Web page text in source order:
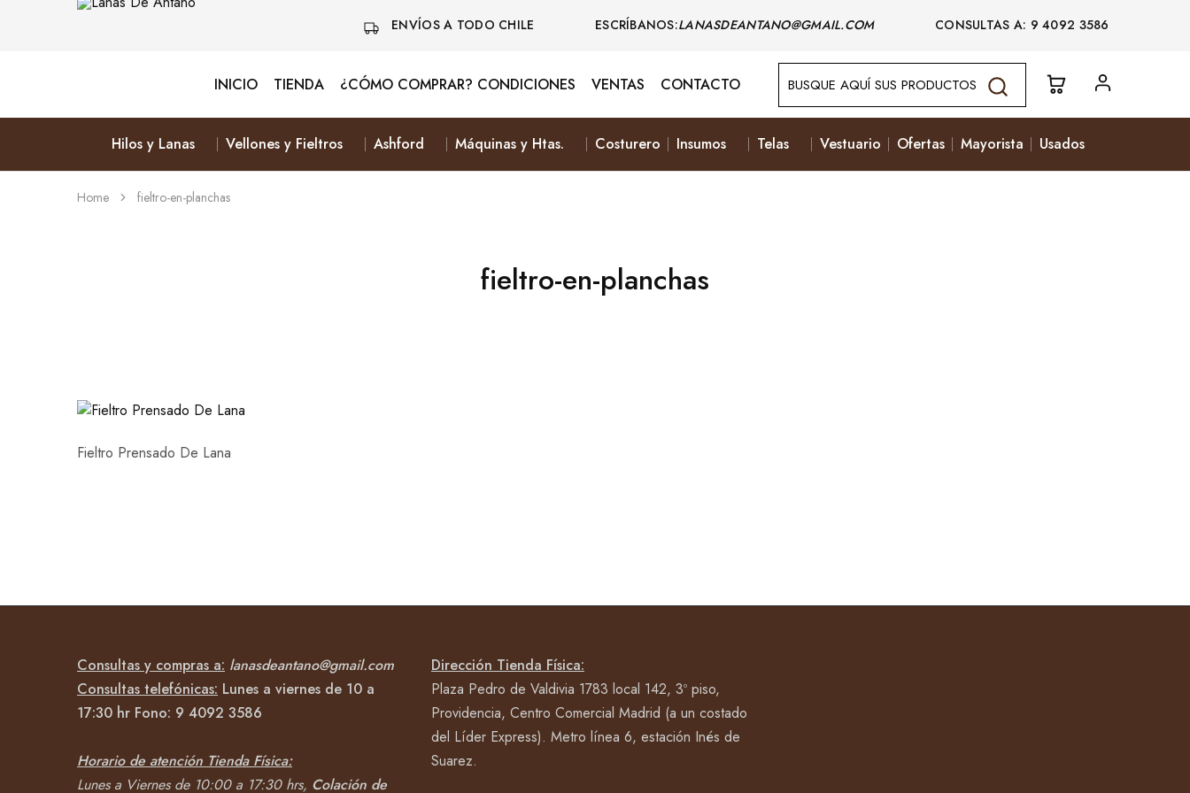
ENVÍOS A TODO CHILE ESCRÍBANOS:LANASDEANTANO@GMAIL.COM CONSULTAS A: 9 4092 3586
Antaño
&
INICIO TIENDA ¿CÓMO COMPRAR? CONDICIONES VENTAS CONTACTO
Hilos y Lanas Vellones y Fieltros Ashford Máquinas y Htas. Costurero Insumos Telas Vestuario Ofertas Mayorista Usados
Home fieltro-en-planchas
fieltro-en-planchas
Fieltro Prensado De Lana
Consultas y compras a: lanasdeantano@gmail.com
Consultas telefónicas: Lunes a viernes de 10 a
17:30 hr Fono: 9 4092 3586
Horario de atención Tienda Física:
Lunes a Viernes de 10:00 a 17:30 hrs, Colación de
Dirección Tienda Física:
Plaza Pedro de Valdivia 1783 local 142, 3º piso,
Providencia, Centro Comercial Madrid (a un costado
del Líder Express). Metro línea 6, estación Inés de
Suarez.